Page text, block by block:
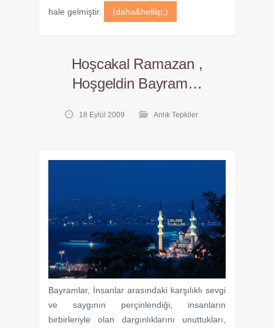
hale gelmiştir.
(daha&helliip;)
Hoşcakal Ramazan ,
Hoşgeldin Bayram…
18 Eylül 2009 Anlık Tepkiler
Bayramlar, İnsanlar arasındaki karşılıklı sevgi
ve saygının perçinlendiği, insanların
birbirleriyle olan dargınlıklarını unuttukları,